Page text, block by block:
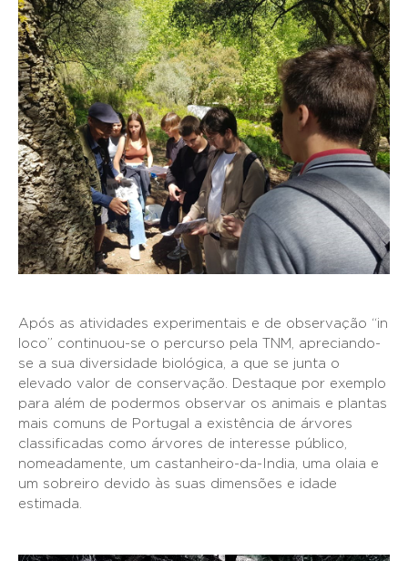
Após as atividades experimentais e de observação “in
loco” continuou-se o percurso pela TNM, apreciando-
se a sua diversidade biológica, a que se junta o
elevado valor de conservação. Destaque por exemplo
para além de podermos observar os animais e plantas
mais comuns de Portugal a existência de árvores
classificadas como árvores de interesse público,
nomeadamente, um castanheiro-da-India, uma olaia e
um sobreiro devido às suas dimensões e idade
estimada.